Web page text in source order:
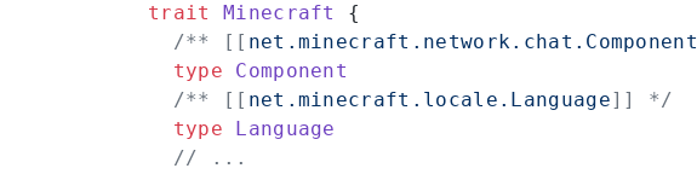
trait Minecraft
{
  /** [[
net.minecraft.network.chat.Component
  type
Component
  /** [[
net.minecraft.locale.Language]] */
  type
Language
  // ...